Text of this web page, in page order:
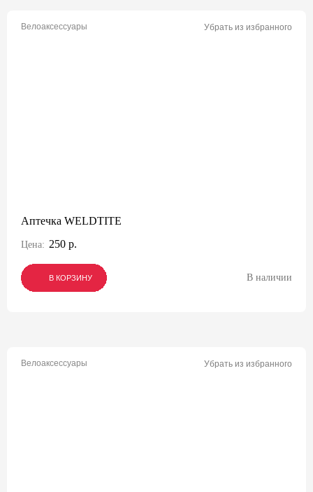
Велоаксессуары Убрать из избранного
Аптечка WELDTITE
Цена: 250 р.
В КОРЗИНУ
В КОРЗИНУ
В КОРЗИНУ В наличии
Велоаксессуары Убрать из избранного